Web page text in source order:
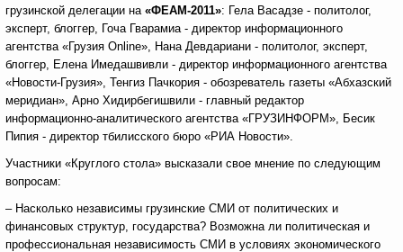
грузинской делегации на «ФЕАМ-2011»: Гела Васадзе - политолог,
эксперт, блоггер, Гоча Гварамиа - директор информационного
агентства «Грузия Online», Нана Девдариани - политолог, эксперт,
блоггер, Елена Имедашвивли - директор информационного агентства
«Новости-Грузия», Тенгиз Пачкория - обозреватель газеты «Абхазский
меридиан», Арно Хидирбегишвили - главный редактор
информационно-аналитического агентства «ГРУЗИНФОРМ», Бесик
Пипия - директор тбилисского бюро «РИА Новости».
Участники «Круглого стола» высказали свое мнение по следующим
вопросам:
– Насколько независимы грузинские СМИ от политических и
финансовых структур, государства? Возможна ли политическая и
профессиональная независимость СМИ в условиях экономического